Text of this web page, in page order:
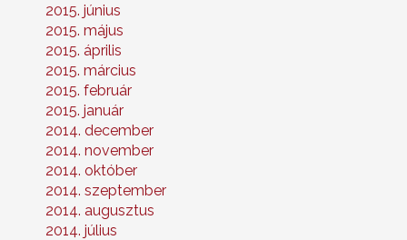
2015. június
2015. május
2015. április
2015. március
2015. február
2015. január
2014. december
2014. november
2014. október
2014. szeptember
2014. augusztus
2014. július